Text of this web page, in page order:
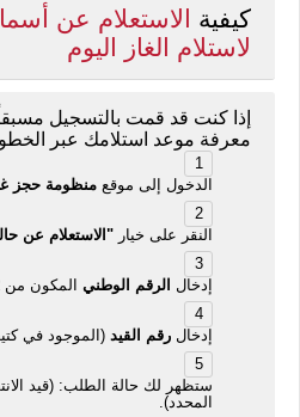
كيفية الاستعلام عن
لاستلام الغاز اليوم
إذا كنت قد قمت بالتسجيل
معرفة موعد استلامك عبر
الدخول إلى موقع منظومة حجز
النقر على خيار "الاستعلام عن
إدخال الرقم الوطني المكون من 12 رقماً.
إدخال رقم القيد (الموجود في
ستظهر لك حالة الطلب: (قيد
المحدد).